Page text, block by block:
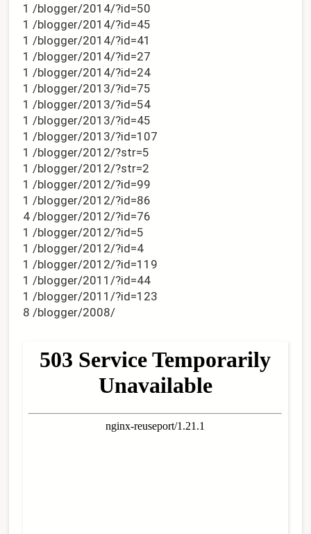
1 /blogger/2014/?id=50
1 /blogger/2014/?id=45
1 /blogger/2014/?id=41
1 /blogger/2014/?id=27
1 /blogger/2014/?id=24
1 /blogger/2013/?id=75
1 /blogger/2013/?id=54
1 /blogger/2013/?id=45
1 /blogger/2013/?id=107
1 /blogger/2012/?str=5
1 /blogger/2012/?str=2
1 /blogger/2012/?id=99
1 /blogger/2012/?id=86
4 /blogger/2012/?id=76
1 /blogger/2012/?id=5
1 /blogger/2012/?id=4
1 /blogger/2012/?id=119
1 /blogger/2011/?id=44
1 /blogger/2011/?id=123
8 /blogger/2008/